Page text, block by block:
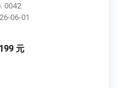
0042
06-01
元